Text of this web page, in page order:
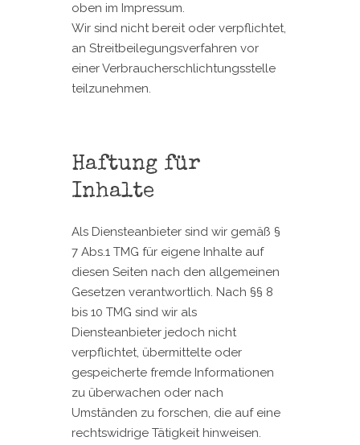
oben im Impressum.
Wir sind nicht bereit oder verpflichtet,
an Streitbeilegungsverfahren vor
einer Verbraucherschlichtungsstelle
teilzunehmen.
Haftung für
Inhalte
Als Diensteanbieter sind wir gemäß §
7 Abs.1 TMG für eigene Inhalte auf
diesen Seiten nach den allgemeinen
Gesetzen verantwortlich. Nach §§ 8
bis 10 TMG sind wir als
Diensteanbieter jedoch nicht
verpflichtet, übermittelte oder
gespeicherte fremde Informationen
zu überwachen oder nach
Umständen zu forschen, die auf eine
rechtswidrige Tätigkeit hinweisen.